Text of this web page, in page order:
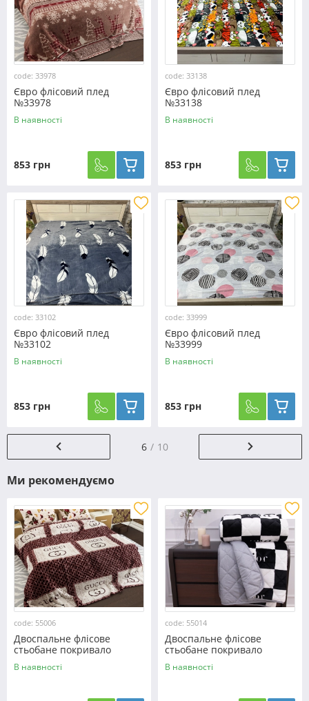
code: 33978
Євро флісовий плед
№33978
В наявності
853 грн
code: 33138
Євро флісовий плед
№33138
В наявності
853 грн
code: 33102
Євро флісовий плед
№33102
В наявності
853 грн
code: 33999
Євро флісовий плед
№33999
В наявності
853 грн
6 10
Ми рекомендуємо
code: 55006
Двоспальне флісове
стьобане покривало
№55006
В наявності
code: 55014
Двоспальне флісове
стьобане покривало
№55014
В наявності